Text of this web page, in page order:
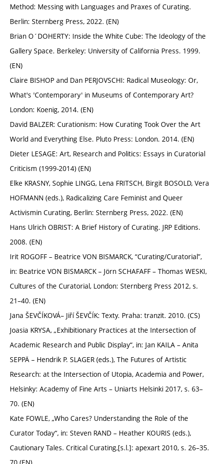
Method: Messing with Languages and Praxes of Curating.
Berlin: Sternberg Press, 2022. (EN)
Brian O´DOHERTY: Inside the White Cube: The Ideology of the
Gallery Space. Berkeley: University of California Press. 1999.
(EN)
Claire BISHOP and Dan PERJOVSCHI: Radical Museology: Or,
What's 'Contemporary' in Museums of Contemporary Art?
London: Koenig, 2014. (EN)
David BALZER: Curationism: How Curating Took Over the Art
World and Everything Else. Pluto Press: London. 2014. (EN)
Dieter LESAGE: Art, Research and Politics: Essays in Curatorial
Criticism (1999-2014) (EN)
Elke KRASNY, Sophie LINGG, Lena FRITSCH, Birgit BOSOLD, Vera
HOFMANN (eds.), Radicalizing Care Feminist and Queer
Activismin Curating, Berlin: Sternberg Press, 2022. (EN)
Hans Ulrich OBRIST: A Brief History of Curating. JRP Editions.
2008. (EN)
Irit ROGOFF – Beatrice VON BISMARCK, “Curating/Curatorial”,
in: Beatrice VON BISMARCK – Jörn SCHAFAFF – Thomas WESKI,
Cultures of the Curatorial, London: Sternberg Press 2012, s.
21–40. (EN)
Jana ŠEVČÍKOVÁ– Jiří ŠEVČÍK: Texty. Praha: tranzit. 2010. (CS)
Joasia KRYSA, „Exhibitionary Practices at the Intersection of
Academic Research and Public Display“, in: Jan KAILA – Anita
SEPPÄ – Hendrik P. SLAGER (eds.), The Futures of Artistic
Research: at the Intersection of Utopia, Academia and Power,
Helsinky: Academy of Fine Arts – Uniarts Helsinki 2017, s. 63–
70. (EN)
Kate FOWLE, „Who Cares? Understanding the Role of the
Curator Today“, in: Steven RAND – Heather KOURIS (eds.),
Cautionary Tales. Critical Curating,[s.l.]: apexart 2010, s. 26–35.